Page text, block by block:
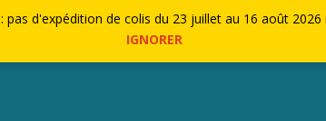
: pas d'expédition de colis du 23 juillet au 16 août
IGNORER